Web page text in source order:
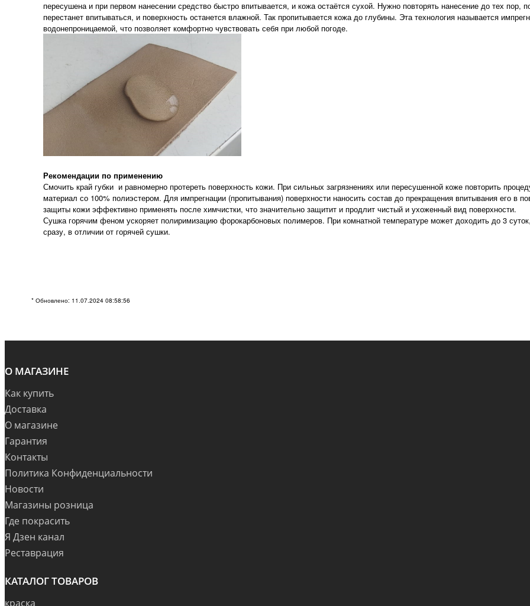
пересушена и при первом нанесении средство быстро впитывается, и кожа остаётся сухой. Нужно повторять нанесение до тех пор,
перестанет впитываться, и поверхность останется влажной. Так пропитывается кожа до глубины. Эта технология называется
водонепроницаемой, что позволяет комфортно чувствовать себя при любой погоде.
Рекомендации по применению
Смочить край губки и равномерно протереть поверхность кожи. При сильных загрязнениях или пересушенной коже повторить
материал со 100% полиэстером. Для импрегнации (пропитывания) поверхности наносить состав до прекращения впитывания его в
защиты кожи эффективно применять после химчистки, что значительно защитит и продлит чистый и ухоженный вид поверхности.
Сушка горячим феном ускоряет полиримизацию форокарбоновых полимеров. При комнатной температуре может доходить до 3
сразу, в отличии от горячей сушки.
* Обновлено: 11.07.2024 08:58:56
О МАГАЗИНЕ
Как купить
Доставка
О магазине
Гарантия
Контакты
Политика Конфиденциальности
Новости
Магазины розница
Где покрасить
Я Дзен канал
Реставрация
КАТАЛОГ ТОВАРОВ
краска